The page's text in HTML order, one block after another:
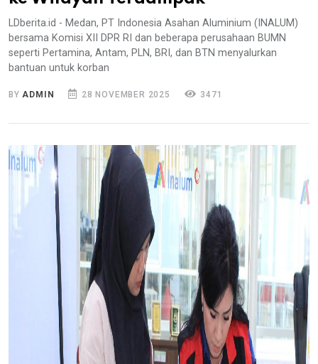
LDberita.id - Medan, PT Indonesia Asahan Aluminium (INALUM)
bersama Komisi XII DPR RI dan beberapa perusahaan BUMN
seperti Pertamina, Antam, PLN, BRI, dan BTN menyalurkan
bantuan untuk korban
BY ADMIN 28 NOVEMBER 2025 3471